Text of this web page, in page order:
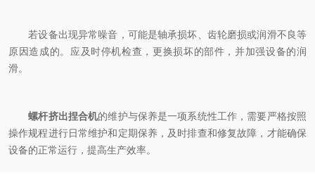
若设备出现异常噪音，可能是轴承损坏、齿轮磨损或润滑不良等
原因造成的。应及时停机检查，更换损坏的部件，并加强设备的润
滑。
螺杆挤出捏合机的维护与保养是一项系统性工作，需要严格按照
操作规程进行日常维护和定期保养，及时排查和修复故障，才能确保
设备的正常运行，提高生产效率。